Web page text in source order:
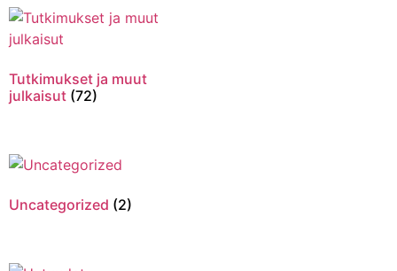
Tutkimukset ja muut
julkaisut (72)
Uncategorized (2)